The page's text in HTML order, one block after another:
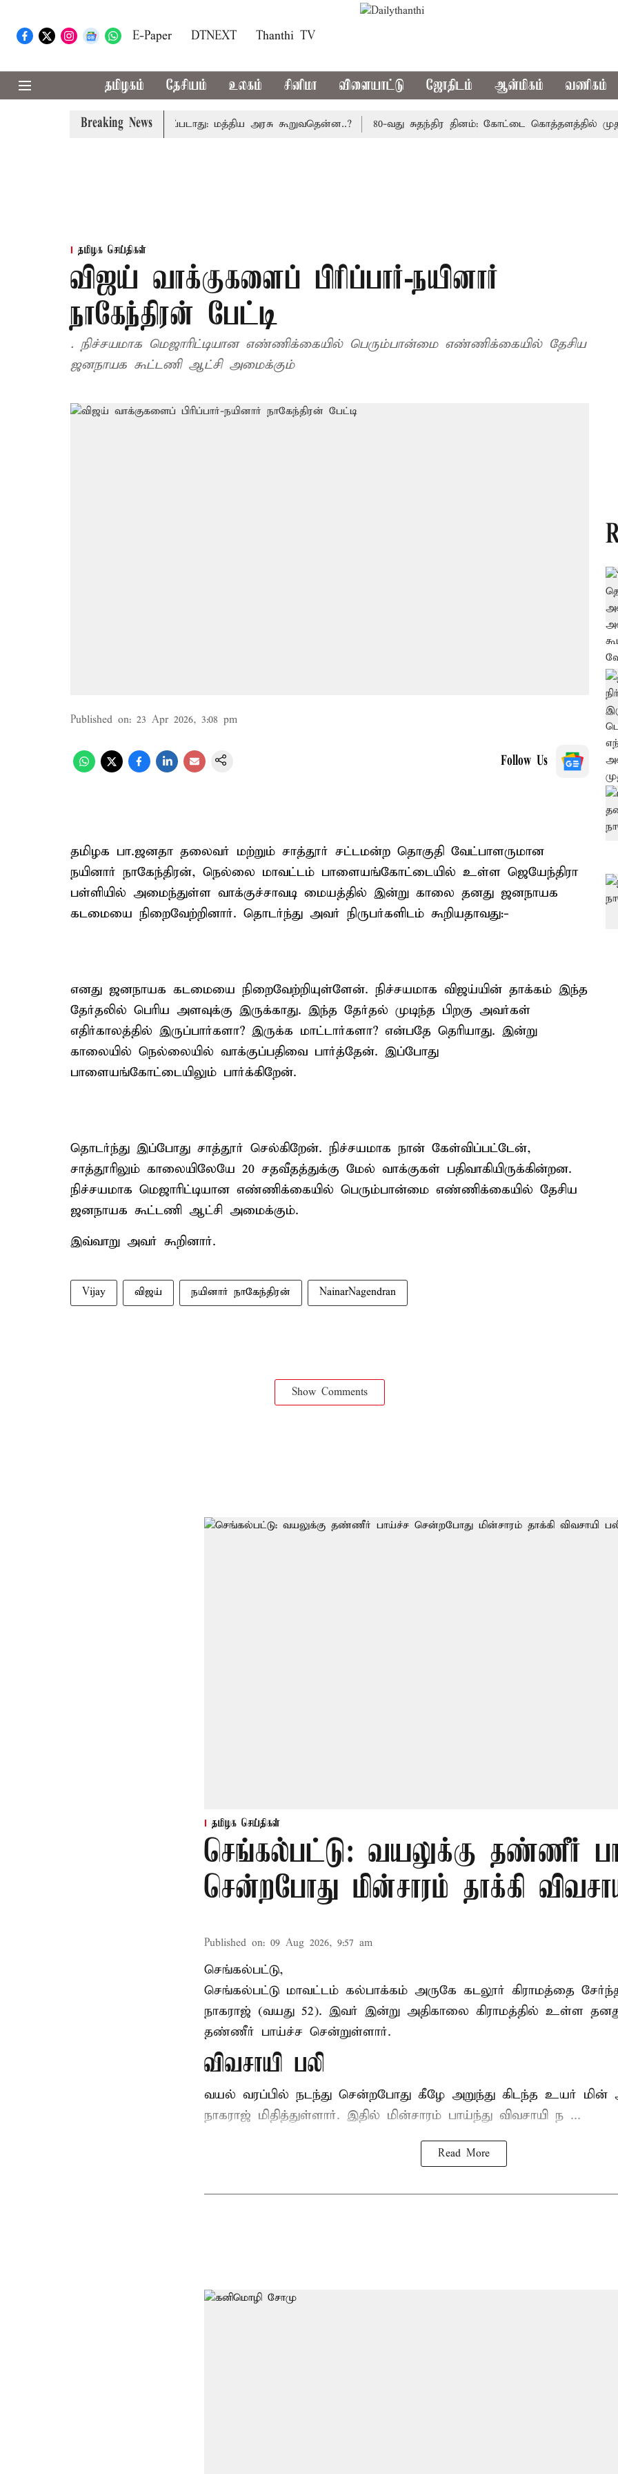
E-Paper DTNEXT Thanthi TV
தமிழகம் தேசியம் உலகம் சினிமா விளையாட்டு ஜோதிடம் ஆன்மிகம் வணிகம்
Breaking News
கட்டணம் வசூலிக்கப்படாது: மத்திய அரசு கூறுவதென்ன..? 80-வது சுதந்திர தினம்: கோட்டை கொத்தளத்தில் முதல்
தமிழக செய்திகள்
விஜய் வாக்குகளைப் பிரிப்பார்-நயினார்
நாகேந்திரன் பேட்டி
. நிச்சயமாக மெஜாரிட்டியான எண்ணிக்கையில் பெரும்பான்மை எண்ணிக்கையில் தேசிய
ஜனநாயக கூட்டணி ஆட்சி அமைக்கும்
Published on: 23 Apr 2026, 3:08 pm
Follow Us
தமிழக பா.ஜனதா தலைவர் மற்றும் சாத்தூர் சட்டமன்ற தொகுதி வேட்பாளருமான
நயினார் நாகேந்திரன், நெல்லை மாவட்டம் பாளையங்கோட்டையில் உள்ள ஜெயேந்திரா
பள்ளியில் அமைந்துள்ள வாக்குச்சாவடி மையத்தில் இன்று காலை தனது ஜனநாயக
கடமையை நிறைவேற்றினார். தொடர்ந்து அவர் நிருபர்களிடம் கூறியதாவது:-
எனது ஜனநாயக கடமையை நிறைவேற்றியுள்ளேன். நிச்சயமாக விஜய்யின் தாக்கம் இந்த
தேர்தலில் பெரிய அளவுக்கு இருக்காது. இந்த தேர்தல் முடிந்த பிறகு அவர்கள்
எதிர்காலத்தில் இருப்பார்களா? இருக்க மாட்டார்களா? என்பதே தெரியாது. இன்று
காலையில் நெல்லையில் வாக்குப்பதிவை பார்த்தேன். இப்போது
பாளையங்கோட்டையிலும் பார்க்கிறேன்.
தொடர்ந்து இப்போது சாத்தூர் செல்கிறேன். நிச்சயமாக நான் கேள்விப்பட்டேன்,
சாத்தூரிலும் காலையிலேயே 20 சதவீதத்துக்கு மேல் வாக்குகள் பதிவாகியிருக்கின்றன.
நிச்சயமாக மெஜாரிட்டியான எண்ணிக்கையில் பெரும்பான்மை எண்ணிக்கையில் தேசிய
ஜனநாயக கூட்டணி ஆட்சி அமைக்கும்.
இவ்வாறு அவர் கூறினார்.
Vijay விஜய் நயினார் நாகேந்திரன் NainarNagendran
Show Comments
தமிழக செய்திகள்
செங்கல்பட்டு: வயலுக்கு தண்ணீர்
சென்றபோது மின்சாரம் தாக்கி
Published on: 09 Aug 2026, 9:57 am
செங்கல்பட்டு,
செங்கல்பட்டு மாவட்டம் கல்பாக்கம் அருகே கடலூர் கிராமத்தை
நாகராஜ் (வயது 52). இவர் இன்று அதிகாலை கிராமத்தில் உள்ள
தண்ணீர் பாய்ச்ச சென்றுள்ளார்.
விவசாயி பலி
வயல் வரப்பில் நடந்து சென்றபோது கீழே அறுந்து கிடந்த உயர் மின்
நாகராஜ் மிதித்துள்ளார். இதில் மின்சாரம் பாய்ந்து விவசாயி ந ...
Read More